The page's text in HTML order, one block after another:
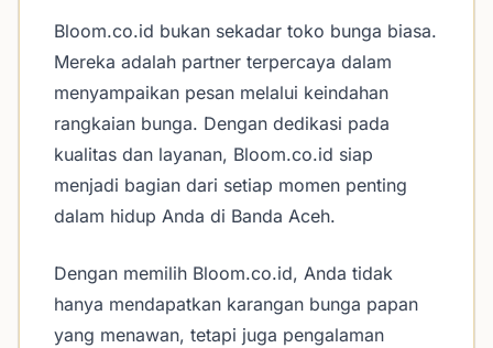
Bloom.co.id bukan sekadar toko bunga biasa.
Mereka adalah partner terpercaya dalam
menyampaikan pesan melalui keindahan
rangkaian bunga. Dengan dedikasi pada
kualitas dan layanan, Bloom.co.id siap
menjadi bagian dari setiap momen penting
dalam hidup Anda di Banda Aceh.
Dengan memilih Bloom.co.id, Anda tidak
hanya mendapatkan karangan bunga papan
yang menawan, tetapi juga pengalaman